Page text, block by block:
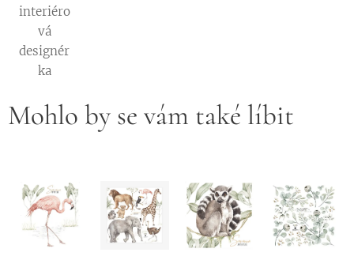
interiéro
vá
designér
ka
Mohlo by se vám také líbit